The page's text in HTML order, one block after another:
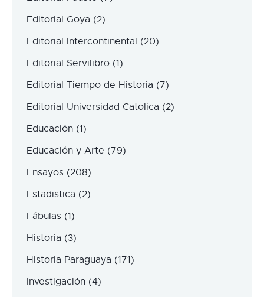
Editorial Goya (2)
Editorial Intercontinental (20)
Editorial Servilibro (1)
Editorial Tiempo de Historia (7)
Editorial Universidad Catolica (2)
Educación (1)
Educación y Arte (79)
Ensayos (208)
Estadistica (2)
Fábulas (1)
Historia (3)
Historia Paraguaya (171)
Investigación (4)